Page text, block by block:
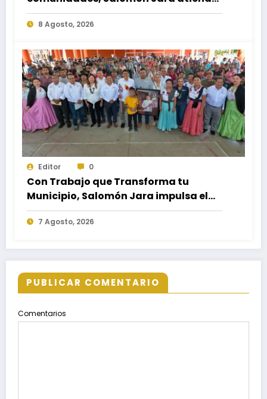
necesidades apremiantes de San
Miguel Tenango
8 Agosto, 2026
Editor 0
Con Trabajo que Transforma tu
Municipio, Salomón Jara impulsa el
desarrollo de Santiago Minas
7 Agosto, 2026
PUBLICAR COMENTARIO
Comentarios